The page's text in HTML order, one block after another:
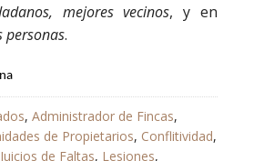
mejores vecinos, y en
personas.
, Administrador de Fincas,
de Propietarios, Conflitividad,
Juicios de Faltas, Lesiones,